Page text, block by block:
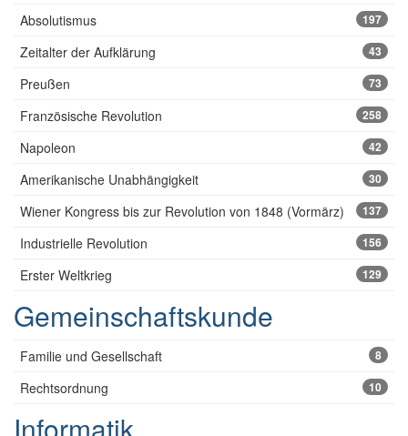
Absolutismus 197
Zeitalter der Aufklärung 43
Preußen 73
Französische Revolution 258
Napoleon 42
Amerikanische Unabhängigkeit 30
Wiener Kongress bis zur Revolution von 1848 (Vormärz) 137
Industrielle Revolution 156
Erster Weltkrieg 129
Gemeinschaftskunde
Familie und Gesellschaft 8
Rechtsordnung 10